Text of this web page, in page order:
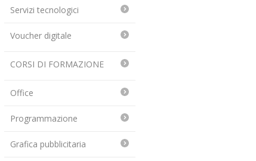
Servizi tecnologici
Voucher digitale
CORSI DI FORMAZIONE
Office
Programmazione
Grafica pubblicitaria